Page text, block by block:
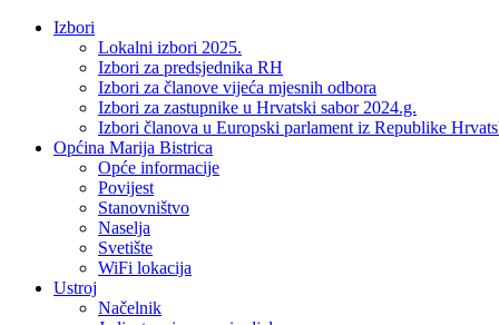
Izbori
Lokalni izbori 2025.
Izbori za predsjednika RH
Izbori za članove vijeća mjesnih odbora
Izbori za zastupnike u Hrvatski sabor 2024.g.
Izbori članova u Europski parlament iz Republike
Općina Marija Bistrica
Opće informacije
Povijest
Stanovništvo
Naselja
Svetište
WiFi lokacija
Ustroj
Načelnik